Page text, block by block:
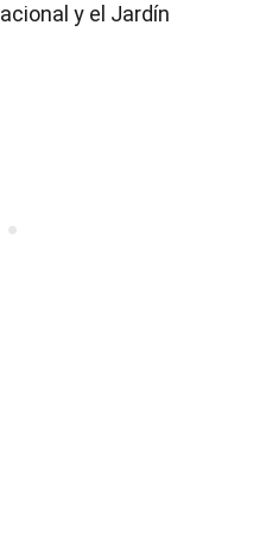
y el Jardín